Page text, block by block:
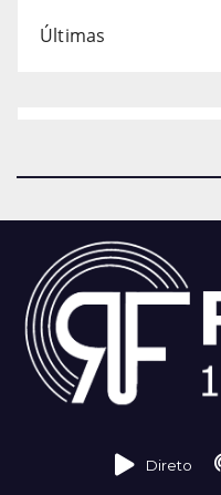
Últimas
Direto